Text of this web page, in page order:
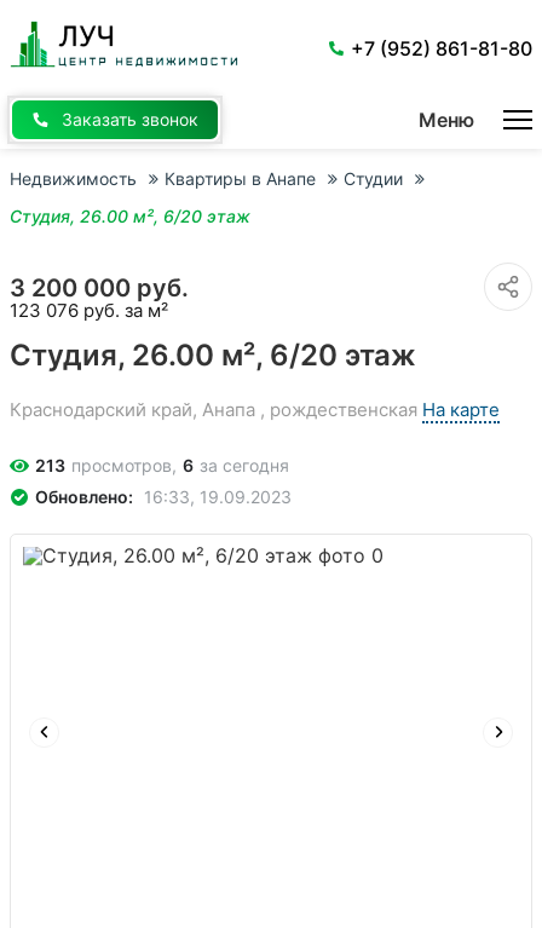
основному
содержанию
Заказать звонок
+7 (952) 861-81-80
Меню
Недвижимость Квартиры в Анапе
Студии
Студия, 26.00 м², 6/20 этаж
Студия, 26.00 м², 6/20 этаж
3 200 000 руб.
Краснодарский край, Анапа , рождественская На карте
123 076 руб. за м²
213 просмотров, 6 за сегодня
Обновлено:
16:33, 19.09.2023